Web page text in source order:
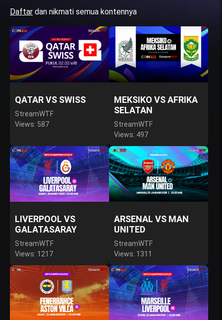
Daftar dan nikmati semua kontennya
QATAR VS SWISS
StreamWTF
Views: 587
MEKSIKO VS AFRIKA
SELATAN
StreamWTF
Views: 497
LIVERPOOL VS
GALATASARAY
StreamWTF
Views: 1217
ARSENAL VS MAN
UNITED
StreamWTF
Views: 1311